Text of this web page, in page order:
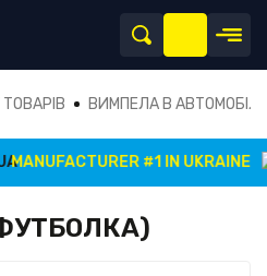
ВИМПЕЛА В АВТОМОБІЛЬ
MANUFACTURER #1 IN UKRAINE